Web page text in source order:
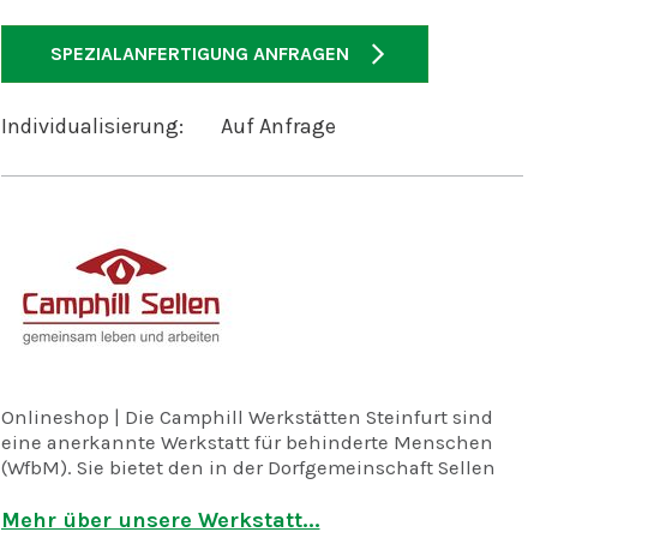
SPEZIALANFERTIGUNG ANFRAGEN
Individualisierung: Auf Anfrage
Onlineshop | Die Camphill Werkstätten Steinfurt sind
eine anerkannte Werkstatt für behinderte Menschen
(WfbM). Sie bietet den in der Dorfgemeinschaft Sellen
einigen Menschen aus der näheren Umgebung von
Mehr über unsere Werkstatt...